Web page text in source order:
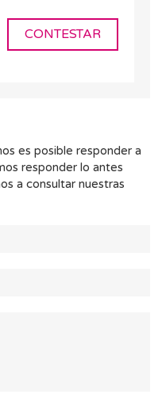
CONTESTAR
es posible responder a
responder lo antes
a consultar nuestras